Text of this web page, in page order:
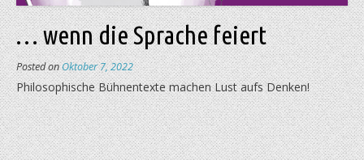
… wenn die Sprache feiert
Posted onOktober 7, 2022
Philosophische Bühnentexte machen Lust aufs Denken!